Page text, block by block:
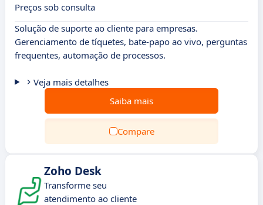
Preços sob consulta
Solução de suporte ao cliente para empresas.
Gerenciamento de tíquetes, bate-papo ao vivo, perguntas
frequentes, automação de processos.
Veja mais detalhes
Saiba mais
Compare
Zoho Desk
Transforme seu
atendimento ao cliente